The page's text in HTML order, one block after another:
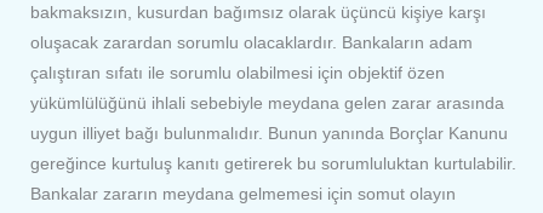
bakmaksızın, kusurdan bağımsız olarak üçüncü kişiye karşı
oluşacak zarardan sorumlu olacaklardır. Bankaların adam
çalıştıran sıfatı ile sorumlu olabilmesi için objektif özen
yükümlülüğünü ihlali sebebiyle meydana gelen zarar arasında
uygun illiyet bağı bulunmalıdır. Bunun yanında Borçlar Kanunu
gereğince kurtuluş kanıtı getirerek bu sorumluluktan kurtulabilir.
Bankalar zararın meydana gelmemesi için somut olayın